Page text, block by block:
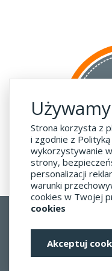
do
Regulamin
Dostawa - Płatność
Polityka prywatności
Strona korzysta z
i zgodnie z
wykorzystywanie
strony,
personalizacji
warunki
cookies w Twojej
cookies
Akceptuj